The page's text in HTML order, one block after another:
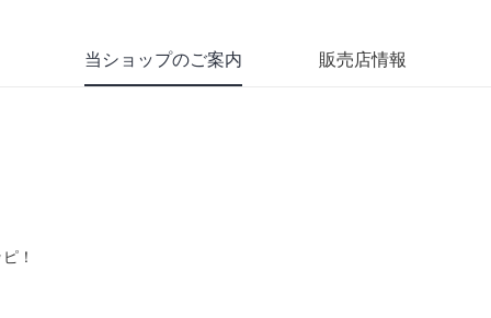
当ショップのご案内 販売店情報
！